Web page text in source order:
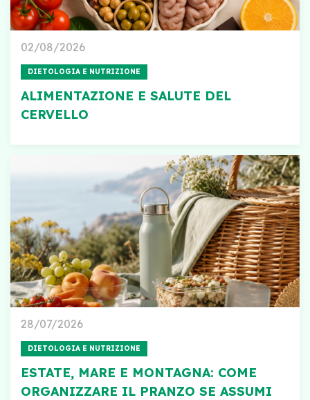
02/08/2026
DIETOLOGIA E NUTRIZIONE
ALIMENTAZIONE E SALUTE DEL
CERVELLO
28/07/2026
DIETOLOGIA E NUTRIZIONE
ESTATE, MARE E MONTAGNA: COME
ORGANIZZARE IL PRANZO SE ASSUMI